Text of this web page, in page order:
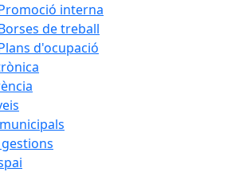
interna
de treball
d'ocupació